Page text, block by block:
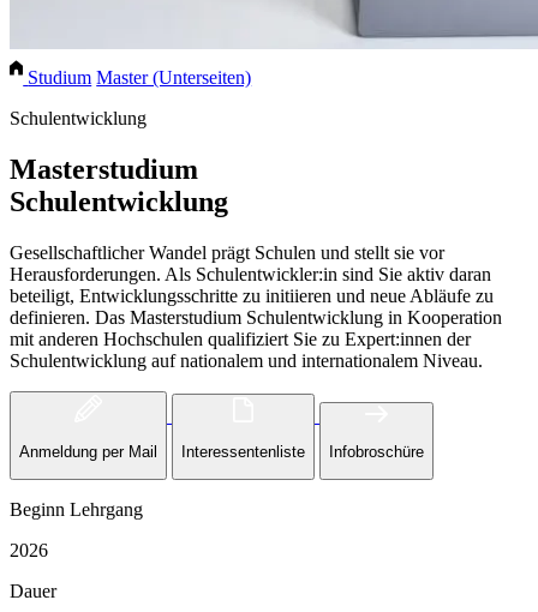
Studium Master (Unterseiten)
Schulentwicklung
Masterstudium
Schulentwicklung
Gesellschaftlicher Wandel prägt Schulen und stellt sie vor
Herausforderungen. Als Schulentwickler:in sind Sie aktiv daran
beteiligt, Entwicklungsschritte zu initiieren und neue Abläufe zu
definieren. Das Masterstudium Schulentwicklung in Kooperation
mit anderen Hochschulen qualifiziert Sie zu Expert:innen der
Schulentwicklung auf nationalem und internationalem Niveau.
Anmeldung per Mail Interessentenliste Infobroschüre
Beginn Lehrgang
2026
Dauer